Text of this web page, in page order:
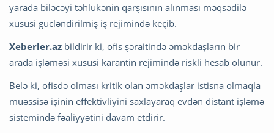
yarada biləcəyi təhlükənin qarşısının alınması məqsədilə
xüsusi gücləndirilmiş iş rejimində keçib.
Xeberler.az bildirir ki, ofis şəraitində əməkdaşların bir
arada işləməsi xüsusi karantin rejimində riskli hesab olunur.
Belə ki, ofisdə olması kritik olan əməkdaşlar istisna olmaqla
müəssisə işinin effektivliyini saxlayaraq evdən distant işləmə
sistemində fəaliyyətini davam etdirir.